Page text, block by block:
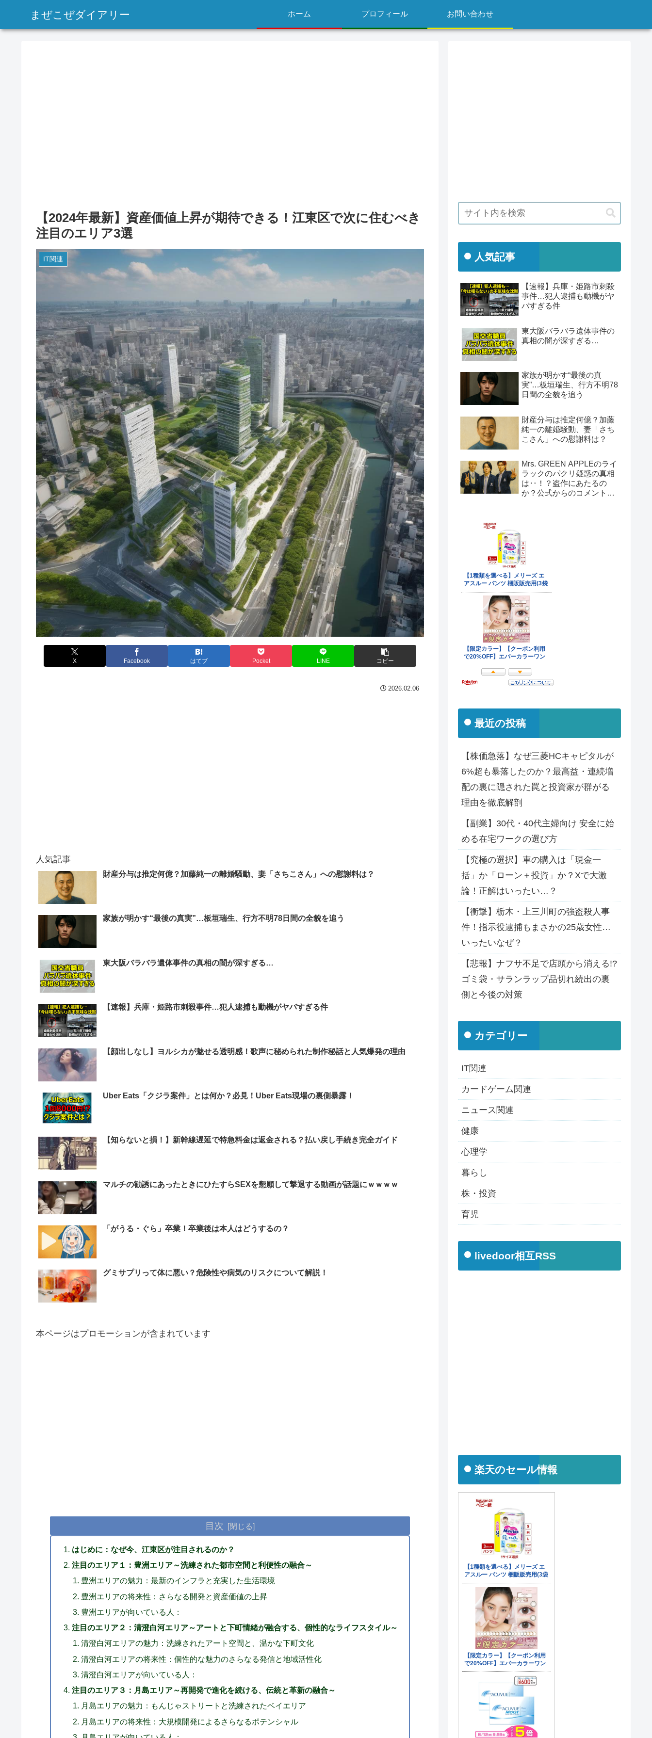
まぜこぜダイアリー ホーム プロフィール お問い合わせ
【2024年最新】資産価値上昇が期待できる！江東区で次に住むべき
注目のエリア3選
IT関連
X Facebook はてブ Pocket LINE コピー
2026.02.06
人気記事
財産分与は推定何億？加藤純一の離婚騒動、妻「さちこさん」への慰謝料は？
家族が明かす“最後の真実”…板垣瑞生、行方不明78日間の全貌を追う
東大阪バラバラ遺体事件の真相の闇が深すぎる…
【速報】兵庫・姫路市刺殺事件…犯人逮捕も動機がヤバすぎる件
【顔出しなし】ヨルシカが魅せる透明感！歌声に秘められた制作秘話と人気爆発の理由
Uber Eats「クジラ案件」とは何か？必見！Uber Eats現場の裏側暴露！
【知らないと損！】新幹線遅延で特急料金は返金される？払い戻し手続き完全ガイド
マルチの勧誘にあったときにひたすらSEXを懇願して撃退する動画が話題にｗｗｗｗ
「がうる・ぐら」卒業！卒業後は本人はどうするの？
グミサプリって体に悪い？危険性や病気のリスクについて解説！
本ページはプロモーションが含まれています
目次
はじめに：なぜ今、江東区が注目されるのか？
注目のエリア１：豊洲エリア～洗練された都市空間と利便性の融合～
豊洲エリアの魅力：最新のインフラと充実した生活環境
豊洲エリアの将来性：さらなる開発と資産価値の上昇
豊洲エリアが向いている人：
注目のエリア２：清澄白河エリア～アートと下町情緒が融合する、個性的なライフスタイル～
清澄白河エリアの魅力：洗練されたアート空間と、温かな下町文化
清澄白河エリアの将来性：個性的な魅力のさらなる発信と地域活性化
清澄白河エリアが向いている人：
注目のエリア３：月島エリア～再開発で進化を続ける、伝統と革新の融合～
月島エリアの魅力：もんじゃストリートと洗練されたベイエリア
月島エリアの将来性：大規模開発によるさらなるポテンシャル
人気記事
【速報】兵庫・姫路市刺殺
事件…犯人逮捕も動機がヤ
バすぎる件
東大阪バラバラ遺体事件の
真相の闇が深すぎる…
家族が明かす“最後の真
実”…板垣瑞生、行方不明78
日間の全貌を追う
財産分与は推定何億？加藤
純一の離婚騒動、妻「さち
こさん」への慰謝料は？
Mrs. GREEN APPLEのライ
ラックのパクリ疑惑の真相
は‥！？盗作にあたるの
か？公式からのコメント
最近の投稿
【株価急落】なぜ三菱HCキャピタルが
6%超も暴落したのか？最高益・連続増
配の裏に隠された罠と投資家が群がる
理由を徹底解剖
【副業】30代・40代主婦向け 安全に始
める在宅ワークの選び方
【究極の選択】車の購入は「現金一
括」か「ローン＋投資」か？Xで大激
論！正解はいったい…？
【衝撃】栃木・上三川町の強盗殺人事
件！指示役逮捕もまさかの25歳女性…
いったいなぜ？
【悲報】ナフサ不足で店頭から消える!?
ゴミ袋・サランラップ品切れ続出の裏
側と今後の対策
カテゴリー
IT関連
カードゲーム関連
ニュース関連
健康
心理学
暮らし
株・投資
育児
livedoor相互RSS
楽天のセール情報